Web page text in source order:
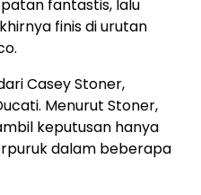
fantastis, lalu
finis di urutan
Casey Stoner,
Menurut Stoner,
keputusan hanya
dalam beberapa